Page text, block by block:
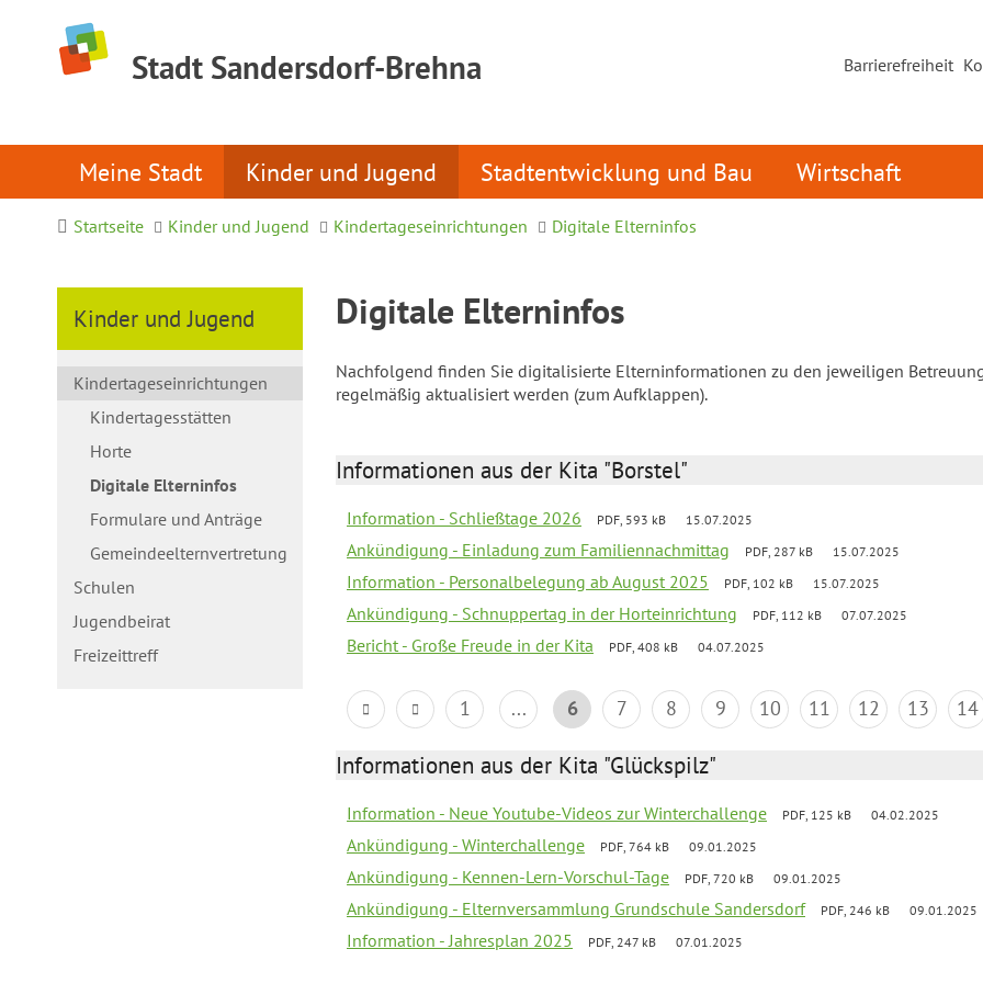
Stadt Sandersdorf-Brehna Barrierefreiheit
Meine Stadt Kinder und Jugend Stadtentwicklung und Bau Wirtschaft
Startseite Kinder und Jugend Kindertageseinrichtungen Digitale Elterninfos
Kinder und Jugend
Kindertageseinrichtungen
Kindertagesstätten
Horte
Digitale Elterninfos
Formulare und Anträge
Gemeindeelternvertretung
Schulen
Jugendbeirat
Freizeittreff
Digitale Elterninfos
Nachfolgend finden Sie digitalisierte Elterninformationen zu den jeweiligen
regelmäßig aktualisiert werden (zum Aufklappen).
Informationen aus der Kita "Borstel"
Information - Schließtage 2026 PDF, 593 kB 15.07.2025
Ankündigung - Einladung zum Familiennachmittag PDF, 287 kB 15.07.2025
Information - Personalbelegung ab August 2025 PDF, 102 kB 15.07.2025
Ankündigung - Schnuppertag in der Horteinrichtung PDF, 112 kB 07.07.2025
Bericht - Große Freude in der Kita PDF, 408 kB 04.07.2025
1 ... 6 7 8 9 10 11 12 13 14
Informationen aus der Kita "Glückspilz"
Information - Neue Youtube-Videos zur Winterchallenge PDF, 125 kB 04.02.2025
Ankündigung - Winterchallenge PDF, 764 kB 09.01.2025
Ankündigung - Kennen-Lern-Vorschul-Tage PDF, 720 kB 09.01.2025
Ankündigung - Elternversammlung Grundschule Sandersdorf PDF, 246 kB 09.01.2025
Information - Jahresplan 2025 PDF, 247 kB 07.01.2025